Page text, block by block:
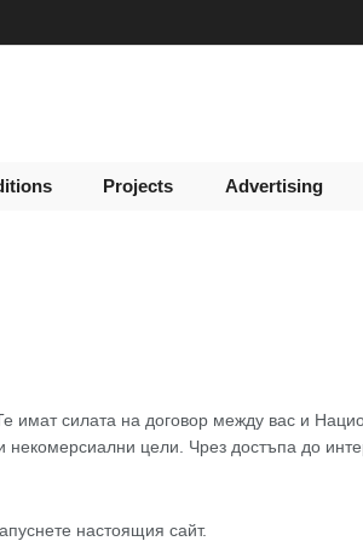
Projects Advertising
силата на договор между вас и
цели. Чрез достъпа до
настоящия сайт.